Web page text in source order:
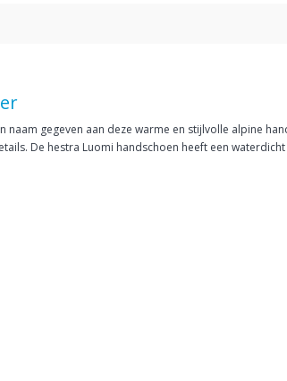
gegeven aan deze warme en stijlvolle alpine
De hestra Luomi handschoen heeft een